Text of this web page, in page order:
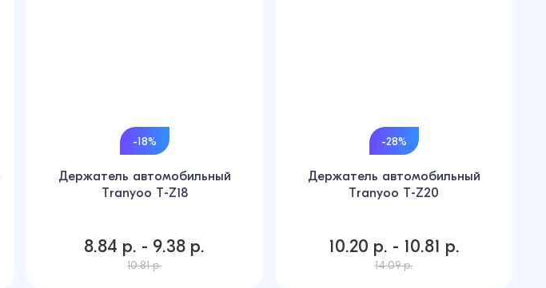
-18%
Держатель автомобильный
Tranyoo T-Z18
8.84 р. - 9.38 р.
10.81 р.
-28%
Держатель автомобильный
Tranyoo T-Z20
10.20 р. - 10.81 р.
14.09 р.